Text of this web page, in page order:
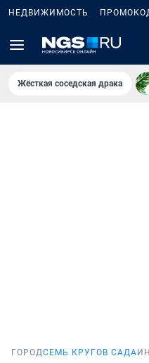
НЕДВИЖИМОСТЬ
Жёсткая соседская драка
ГОРОДСЕМЬ КРУГОВ САДА